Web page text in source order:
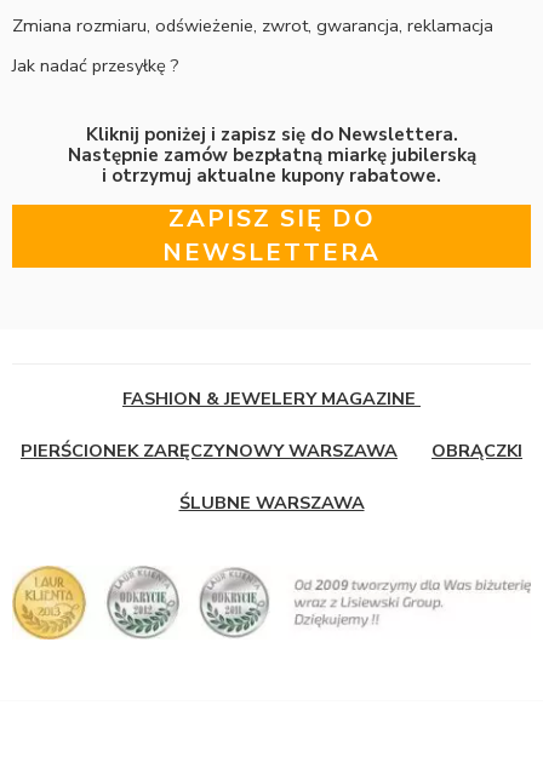
Zmiana rozmiaru, odświeżenie, zwrot, gwarancja, reklamacja
Jak nadać przesyłkę ?
Kliknij poniżej i zapisz się do Newslettera.
Następnie zamów bezpłatną miarkę jubilerską
i otrzymuj aktualne kupony rabatowe.
ZAPISZ SIĘ DO
NEWSLETTERA
FASHION & JEWELERY MAGAZINE
PIERŚCIONEK ZARĘCZYNOWY WARSZAWA OBRĄCZKI
ŚLUBNE WARSZAWA